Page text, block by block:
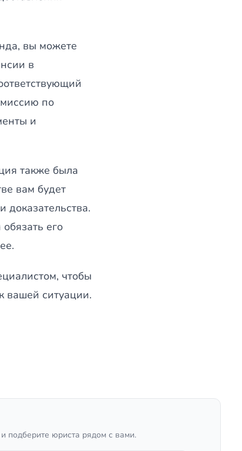
вы можете
в
по
и
также была
вам будет
доказательства.
его
чтобы
вашей ситуации.
подберите юриста рядом с вами.